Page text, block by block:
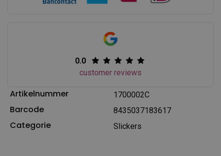
0.0
customer reviews
Artikelnummer 1700002C
Barcode 8435037183617
Categorie Slickers